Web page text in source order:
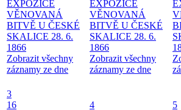
EXPOZICE
VĚNOVANÁ
BITVĚ U ČESKÉ
SKALICE 28. 6.
1866
Zobrazit všechny
záznamy ze dne
EXPOZICE
VĚNOVANÁ
BITVĚ U ČESKÉ
SKALICE 28. 6.
1866
Zobrazit všechny
záznamy ze dne
3
16
4
5